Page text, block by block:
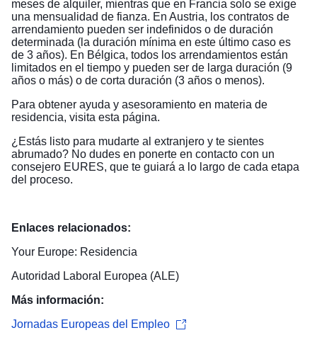
meses de alquiler, mientras que en Francia solo se exige
una mensualidad de fianza. En Austria, los contratos de
arrendamiento pueden ser indefinidos o de duración
determinada (la duración mínima en este último caso es
de 3 años). En Bélgica, todos los arrendamientos están
limitados en el tiempo y pueden ser de larga duración (9
años o más) o de corta duración (3 años o menos).
Para obtener ayuda y asesoramiento en materia de
residencia, visita esta página.
¿Estás listo para mudarte al extranjero y te sientes
abrumado? No dudes en ponerte en contacto con un
consejero EURES, que te guiará a lo largo de cada etapa
del proceso.
Enlaces relacionados:
Your Europe: Residencia
Autoridad Laboral Europea (ALE)
Más información:
Jornadas Europeas del Empleo